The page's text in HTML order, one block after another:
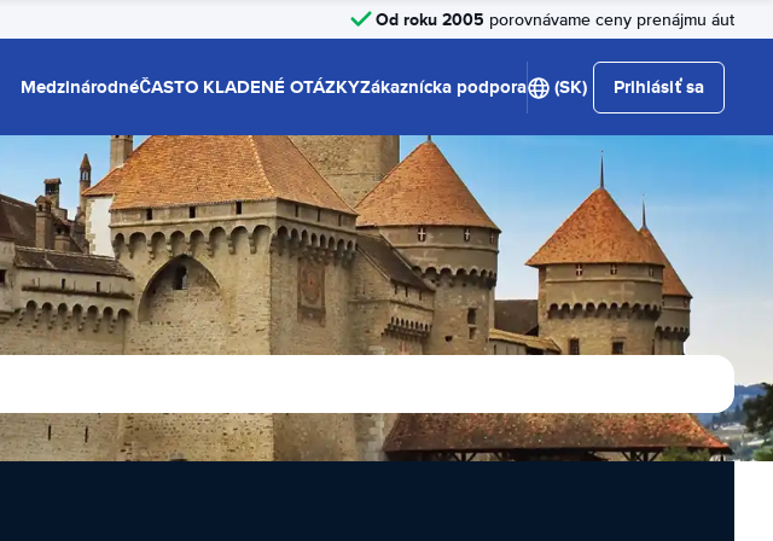
Od roku 2005 porovnávame ceny prenájmu áut
MedzinárodnéČASTO KLADENÉ OTÁZKYZákaznícka podpora (SK) Prihlásiť sa